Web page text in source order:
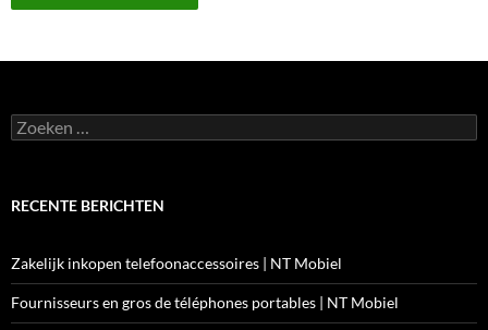
Zoeken
naar:
RECENTE BERICHTEN
Zakelijk inkopen telefoonaccessoires | NT Mobiel
Fournisseurs en gros de téléphones portables | NT Mobiel